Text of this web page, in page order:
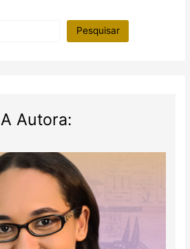
Pesquisar
A Autora: